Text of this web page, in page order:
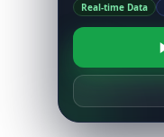
Real-time Data